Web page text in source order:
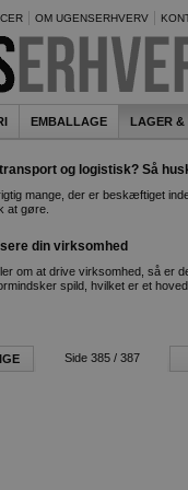
OM UGENSERHVERV
EMBALLAGE LAGER &
og logistisk? Så
mange, der er beskæftiget
at gøre.
din virksomhed
om at drive virksomhed, så er
spild, hvilket er et
Side 385 / 387